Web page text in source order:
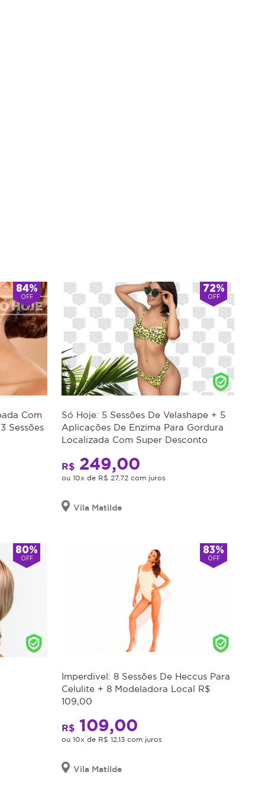
84%
OFF
Com
Sessões
72%
OFF
Só Hoje: 5 Sessões De Velashape + 5
Aplicações De Enzima Para Gordura
Localizada Com Super Desconto
R$ 249,00
ou 10x de R$ 27,72 com juros
Vila Matilde
80%
OFF
83%
OFF
Imperdivel: 8 Sessões De Heccus Para
Celulite + 8 Modeladora Local R$
109,00
R$ 109,00
ou 10x de R$ 12,13 com juros
Vila Matilde